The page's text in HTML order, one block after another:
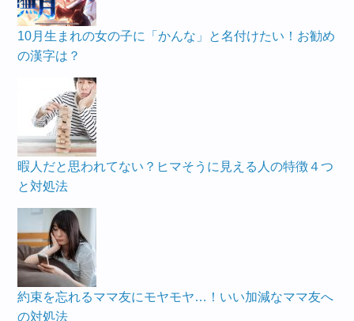
10月生まれの女の子に「かんな」と名付けたい！お勧め
の漢字は？
暇人だと思われてない？ヒマそうに見える人の特徴４つ
と対処法
約束を忘れるママ友にモヤモヤ…！いい加減なママ友へ
の対処法